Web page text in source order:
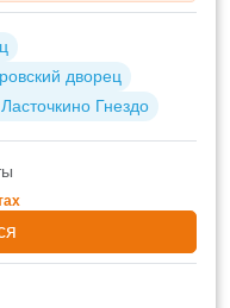
дворец
Гнездо